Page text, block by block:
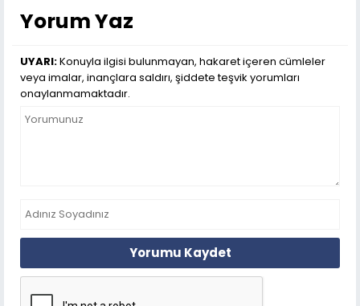
Yorum Yaz
UYARI:Konuyla ilgisi bulunmayan, hakaret içeren cümleler
veya imalar, inançlara saldırı, şiddete teşvik yorumları
onaylanmamaktadır.
Yorumu Kaydet